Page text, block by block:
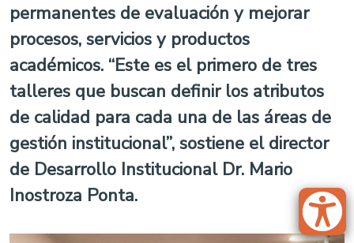
permanentes de evaluación y mejorar
procesos, servicios y productos
académicos. “Este es el primero de tres
talleres que buscan definir los atributos
de calidad para cada una de las áreas de
gestión institucional”, sostiene el director
de Desarrollo Institucional Dr. Mario
Inostroza Ponta.